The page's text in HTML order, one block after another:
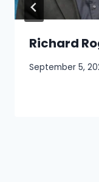
Richard
September 5,